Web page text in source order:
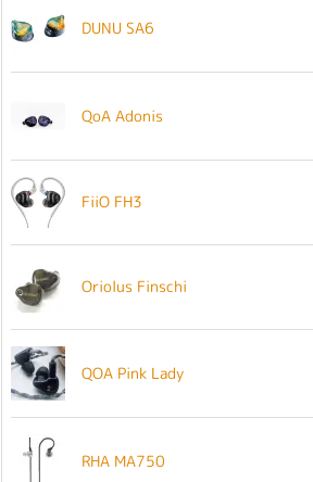
DUNU SA6
QoA Adonis
FiiO FH3
Oriolus Finschi
QOA Pink Lady
RHA MA750